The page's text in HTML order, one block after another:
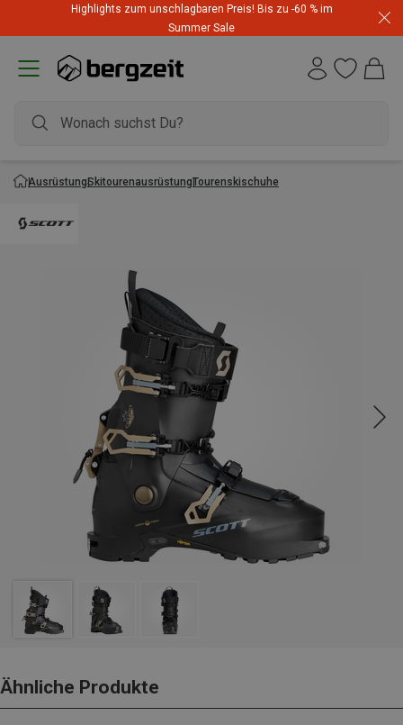
Highlights zum unschlagbaren Preis! Bis zu -60 % im
Summer Sale
AusrüstungSkitourenausrüstungTourenskischuhe
Ähnliche Produkte